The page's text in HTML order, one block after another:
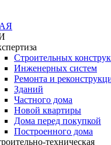
Строительных
Инженерных систем
Ремонта и
Зданий
Частного дома
Новой квартиры
Дома перед покупкой
Построенного дома
техническая